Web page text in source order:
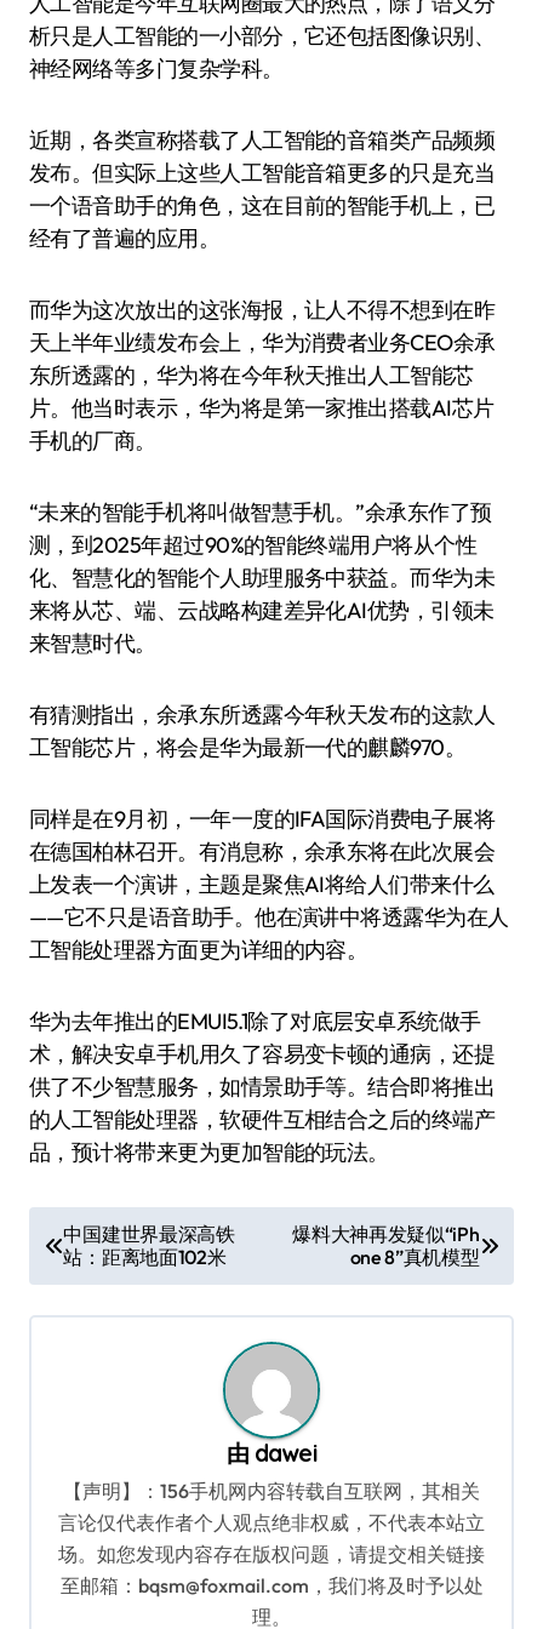
析只是人工智能的一小部分，它还包括图像识别、
神经网络等多门复杂学科。
近期，各类宣称搭载了人工智能的音箱类产品频频
发布。但实际上这些人工智能音箱更多的只是充当
一个语音助手的角色，这在目前的智能手机上，已
经有了普遍的应用。
而华为这次放出的这张海报，让人不得不想到在昨
天上半年业绩发布会上，华为消费者业务CEO余承
东所透露的，华为将在今年秋天推出人工智能芯
片。他当时表示，华为将是第一家推出搭载AI芯片
手机的厂商。
“未来的智能手机将叫做智慧手机。”余承东作了预
测，到2025年超过90%的智能终端用户将从个性
化、智慧化的智能个人助理服务中获益。而华为未
来将从芯、端、云战略构建差异化AI优势，引领未
来智慧时代。
有猜测指出，余承东所透露今年秋天发布的这款人
工智能芯片，将会是华为最新一代的麒麟970。
同样是在9月初，一年一度的IFA国际消费电子展将
在德国柏林召开。有消息称，余承东将在此次展会
上发表一个演讲，主题是聚焦AI将给人们带来什么
——它不只是语音助手。他在演讲中将透露华为在人
工智能处理器方面更为详细的内容。
华为去年推出的EMUI5.1除了对底层安卓系统做手
术，解决安卓手机用久了容易变卡顿的通病，还提
供了不少智慧服务，如情景助手等。结合即将推出
的人工智能处理器，软硬件互相结合之后的终端产
品，预计将带来更为更加智能的玩法。
章
导
中国建世界最深高铁
站：距离地面102米
爆料大神再发疑似“iPh
one 8”真机模型
由 dawei
【声明】：156手机网内容转载自互联网，其相关
言论仅代表作者个人观点绝非权威，不代表本站立
场。如您发现内容存在版权问题，请提交相关链接
至邮箱：bqsm@foxmail.com，我们将及时予以处
理。